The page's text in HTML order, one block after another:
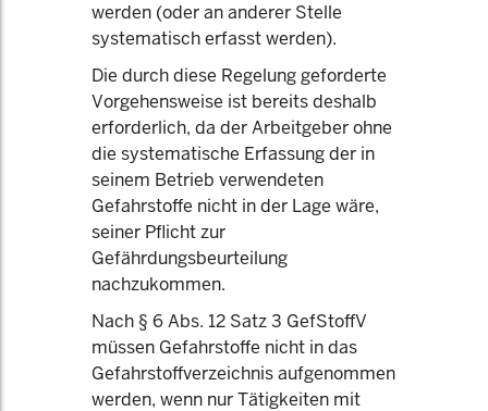
werden (oder an anderer Stelle
systematisch erfasst werden).
Die durch diese Regelung geforderte
Vorgehensweise ist bereits deshalb
erforderlich, da der Arbeitgeber ohne
die systematische Erfassung der in
seinem Betrieb verwendeten
Gefahrstoffe nicht in der Lage wäre,
seiner Pflicht zur
Gefährdungsbeurteilung
nachzukommen.
Nach § 6 Abs. 12 Satz 3 GefStoffV
müssen Gefahrstoffe nicht in das
Gefahrstoffverzeichnis aufgenommen
werden, wenn nur Tätigkeiten mit